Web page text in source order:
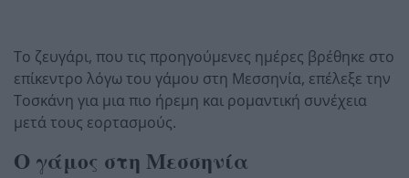
Το ζευγάρι, που τις προηγούμενες ημέρες βρέθηκε στο
επίκεντρο λόγω του γάμου στη Μεσσηνία, επέλεξε την
Τοσκάνη για μια πιο ήρεμη και ρομαντική συνέχεια
μετά τους εορτασμούς.
Ο γάμος στη Μεσσηνία